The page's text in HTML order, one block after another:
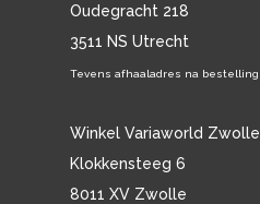
Oudegracht 218
3511 NS Utrecht
Tevens afhaaladres na bestelling
Winkel Variaworld Zwolle
Klokkensteeg 6
8011 XV Zwolle